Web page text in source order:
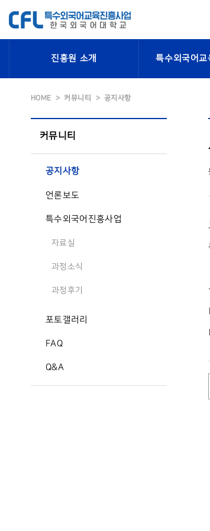
진흥원 소개 특수외국어교
HOME 커뮤니티 공지사항
커뮤니티
공지사항
언론보도
특수외국어진흥사업
자료실
과정소식
과정후기
포토갤러리
FAQ
Q&A